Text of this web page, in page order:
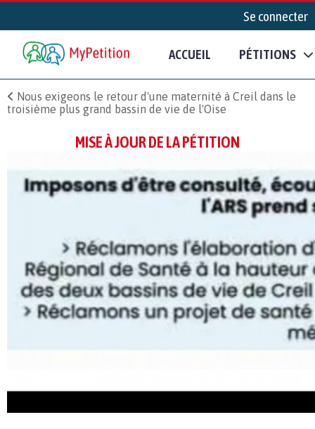
Se connecter
ACCUEIL PÉTITIONS
Nous exigeons le retour d'une maternité à Creil dans le
troisième plus grand bassin de vie de l'Oise
MISE À JOUR DE LA PÉTITION